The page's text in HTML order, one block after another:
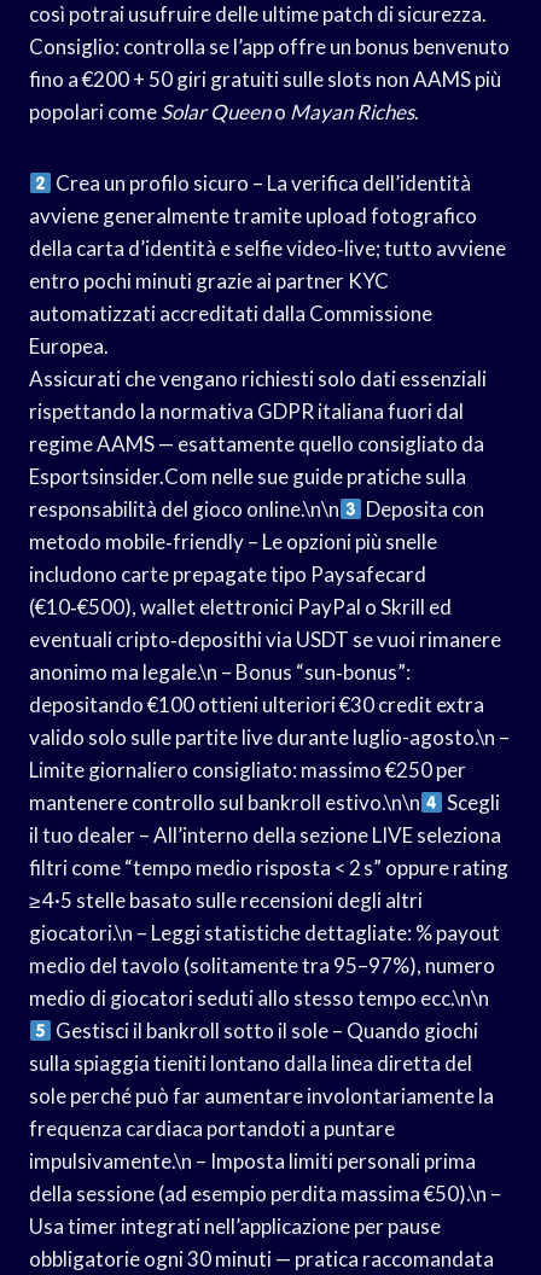
così potrai usufruire delle ultime patch di sicurezza.
Consiglio: controlla se l’app offre un bonus benvenuto
fino a €200 + 50 giri gratuiti sulle slots non AAMS più
popolari comeSolar Queeno Mayan Riches.
Crea un profilo sicuro – La verifica dell’identità
avviene generalmente tramite upload fotografico
della carta d’identità e selfie video‐live; tutto avviene
entro pochi minuti grazie ai partner KYC
automatizzati accreditati dalla Commissione
Europea.
Assicurati che vengano richiesti solo dati essenziali
rispettando la normativa GDPR italiana fuori dal
regime AAMS — esattamente quello consigliato da
Esportsinsider.Com nelle sue guide pratiche sulla
responsabilità del gioco online.\n\n
Deposita con
metodo mobile‑friendly – Le opzioni più snelle
includono carte prepagate tipo Paysafecard
(€10‑€500), wallet elettronici PayPal o Skrill ed
eventuali cripto‑deposithi via USDT se vuoi rimanere
anonimo ma legale.\n – Bonus “sun‑bonus”:
depositando €100 ottieni ulteriori €30 credit extra
valido solo sulle partite live durante luglio-agosto.\n –
Limite giornaliero consigliato: massimo €250 per
mantenere controllo sul bankroll estivo.\n\n
Scegli
il tuo dealer – All’interno della sezione LIVE seleziona
filtri come “tempo medio risposta < 2 s” oppure rating
≥ 4·5 stelle basato sulle recensioni degli altri
giocatori.\n – Leggi statistiche dettagliate: % payout
medio del tavolo (solitamente tra 95–97%), numero
medio di giocatori seduti allo stesso tempo ecc.\n\n
Gestisci il bankroll sotto il sole – Quando giochi
sulla spiaggia tieniti lontano dalla linea diretta del
sole perché può far aumentare involontariamente la
frequenza cardiaca portandoti a puntare
impulsivamente.\n – Imposta limiti personali prima
della sessione (ad esempio perdita massima €50).\n –
Usa timer integrati nell’applicazione per pause
obbligatorie ogni 30 minuti — pratica raccomandata